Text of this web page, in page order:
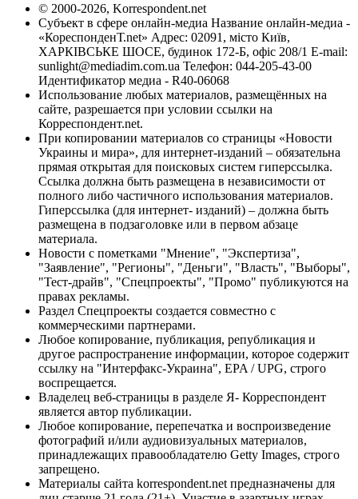
© 2000-2026, Korrespondent.net
Субъект в сфере онлайн-медиа Название онлайн-медиа -
«КореспонденТ.net» Адрес: 02091, місто Київ,
ХАРКІВСЬКЕ ШОСЕ, будинок 172-Б, офіс 208/1 E-mail:
sunlight@mediadim.com.ua Телефон: 044-205-43-00
Идентификатор медиа - R40-06068
Использование любых материалов, размещённых на
сайте, разрешается при условии ссылки на
Корреспондент.net.
При копировании материалов со страницы «Новости
Украины и мира», для интернет-изданий – обязательна
прямая открытая для поисковых систем гиперссылка.
Ссылка должна быть размещена в независимости от
полного либо частичного использования материалов.
Гиперссылка (для интернет- изданий) – должна быть
размещена в подзаголовке или в первом абзаце
материала.
Новости с пометками "Мнение", "Экспертиза",
"Заявление", "Регионы", "Деньги", "Власть", "Выборы",
"Тест-драйв", "Спецпроекты", "Промо" публикуются на
правах рекламы.
Раздел Спецпроекты создается совместно с
коммерческими партнерами.
Любое копирование, публикация, републикация и
другое распространение информации, которое содержит
ссылку на "Интерфакс-Украина", EPA / UPG, строго
воспрещается.
Владелец веб-страницы в разделе Я- Корреспондент
является автор публикации.
Любое копирование, перепечатка и воспроизведение
фотографий и/или аудиовизуальных материалов,
принадлежащих правообладателю Getty Images, строго
запрещено.
Материалы сайта korrespondent.net предназначены для